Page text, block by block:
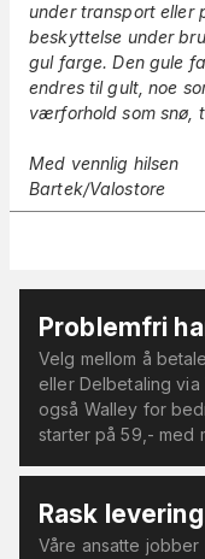
under transport eller
beskyttelse under
gul farge. Den gule
endres til gult, noe
værforhold som snø,
Med vennlig hilsen
Bartek/Valostore
Problemfri
Velg mellom å
eller Delbetaling
også Walley for
starter på 59,- med
Rask
Våre ansatte